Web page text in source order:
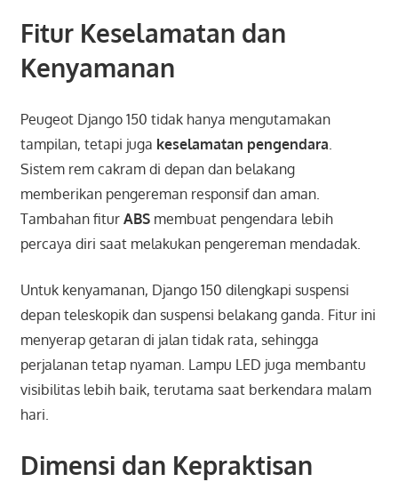
Fitur Keselamatan dan
Kenyamanan
Peugeot Django 150 tidak hanya mengutamakan
tampilan, tetapi juga keselamatan pengendara
Sistem rem cakram di depan dan belakang
memberikan pengereman responsif dan aman.
Tambahan fitur ABSmembuat pengendara lebih
percaya diri saat melakukan pengereman mendadak.
Untuk kenyamanan, Django 150 dilengkapi suspensi
depan teleskopik dan suspensi belakang ganda. Fitur ini
menyerap getaran di jalan tidak rata, sehingga
perjalanan tetap nyaman. Lampu LED juga membantu
visibilitas lebih baik, terutama saat berkendara malam
hari.
Dimensi dan Kepraktisan